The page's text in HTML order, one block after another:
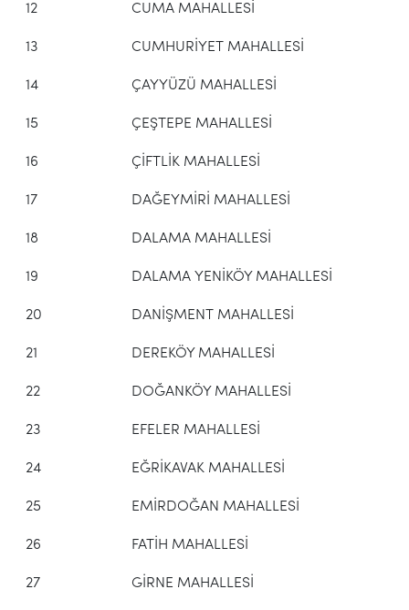
12 CUMA MAHALLESİ
13 CUMHURİYET MAHALLESİ
14 ÇAYYÜZÜ MAHALLESİ
15 ÇEŞTEPE MAHALLESİ
16 ÇİFTLİK MAHALLESİ
17 DAĞEYMİRİ MAHALLESİ
18 DALAMA MAHALLESİ
19 DALAMA YENİKÖY MAHALLESİ
20 DANİŞMENT MAHALLESİ
21 DEREKÖY MAHALLESİ
22 DOĞANKÖY MAHALLESİ
23 EFELER MAHALLESİ
24 EĞRİKAVAK MAHALLESİ
25 EMİRDOĞAN MAHALLESİ
26 FATİH MAHALLESİ
27 GİRNE MAHALLESİ